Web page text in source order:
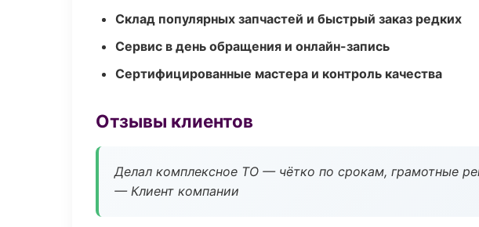
Склад популярных запчастей и быстрый заказ редких
Сервис в день обращения и онлайн-запись
Сертифицированные мастера и контроль качества
Отзывы клиентов
Делал комплексное ТО — чётко по срокам, грамотные
— Клиент компании